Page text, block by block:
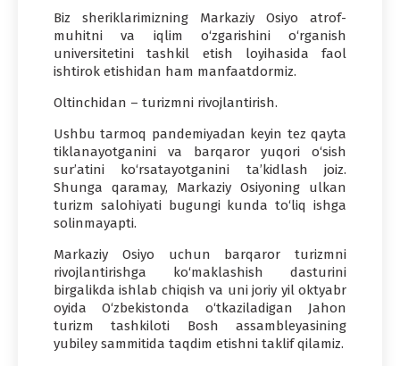
Biz sheriklarimizning Markaziy Osiyo atrof-
muhitni va iqlim o‘zgarishini o‘rganish
universitetini tashkil etish loyihasida faol
ishtirok etishidan ham manfaatdormiz.
Oltinchidan – turizmni rivojlantirish.
Ushbu tarmoq pandemiyadan keyin tez qayta
tiklanayotganini va barqaror yuqori o‘sish
sur’atini ko‘rsatayotganini ta’kidlash joiz.
Shunga qaramay, Markaziy Osiyoning ulkan
turizm salohiyati bugungi kunda to‘liq ishga
solinmayapti.
Markaziy Osiyo uchun barqaror turizmni
rivojlantirishga ko‘maklashish dasturini
birgalikda ishlab chiqish va uni joriy yil oktyabr
oyida O‘zbekistonda o‘tkaziladigan Jahon
turizm tashkiloti Bosh assambleyasining
yubiley sammitida taqdim etishni taklif qilamiz.